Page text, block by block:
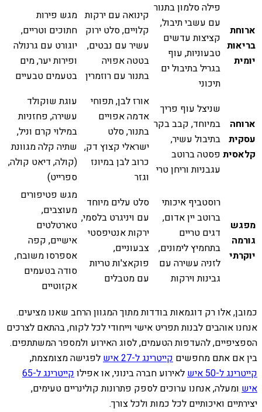
ארוחת
בריאות
יומית
פילה סלמון בתנור
עם עשבי תיבול,
קציצות עדשים
טבעוניות, עוף
בגריל בתיבול ים
תיכוני
קינואה עם ירקות
קלויים, סלט ירוק
עשיר עם נבטים,
בטטה אפויה
בתנור עם רוזמרין
מגש פירות
חתוכים וטריים,
יוגורט עם גרנולה
ופירות יער, מים
בטעמים טבעיים
ארוחה
עסקית
קלאסית
שניצל עוף פריך
במיוחד, קבב בקר
בתיבול עשיר,
פסטה ברוטב
עגבניות וריחן טרי
אורז לבן, תפוחי
אדמה אפויים
בתנור, סלט
ישראלי קצוץ דק,
כרוב לבן במיונז
וגזר
עוגת שוקולד
עשירה, פחזניות
במילוי קרם וניל,
שתיה קלה מגוונת
(קולה, דיאט קולה,
ספרייט)
מפגש
גורמה
יוקרתי
רוסטביף איכותי
ברוטב יין אדום,
דגים טריים
בתחמיץ לימונים,
לזניה עשירה עם
גבינות וירקות
סלט עלים מיוחד
עם ויניגרט בלסמי,
ירקות אנטיפסטי
צבעוניים,
פוקאצ'ות טריות
עם מטבלים
מגש פטיפורים
מעוצבים,
טארטלטים
אישיים, קפה
אספרסו משובח,
סודה בטעמים
אקזוטיים
כמובן, אלו רק דוגמאות בודדות מתוך המגוון הרחב שאנו מציעים.
אנחנו אוהבים לבנות תפריט אישי וייחודי לכל לקוח, בהתאם לצרכים
הספציפיים, להעדפות הטעמים, לסוג האירוע ולמספר המשתתפים.
בין אם אתם מחפשים קייטרינג ל-27 איש
לפגישה מצומצמת,
קייטרינג ל-50 איש
לאירוע חברה בינוני, או אפילו
קייטרינג ל-65
איש ומעלה, אנחנו ערוכים לספק פתרונות קולינריים טעימים,
יצירתיים ואיכותיים לכל כמות ולכל צורך.